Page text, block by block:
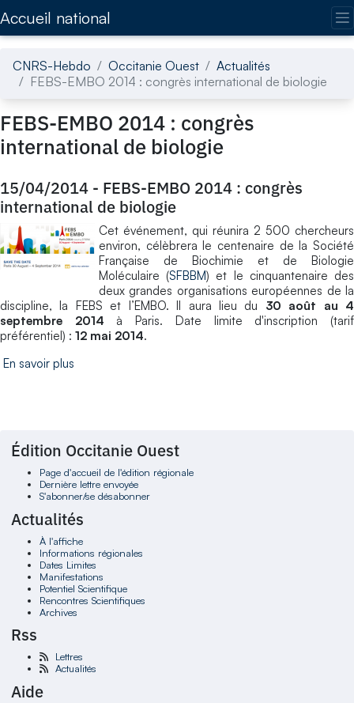
Accueil national
CNRS-Hebdo Occitanie Ouest
Actualités
FEBS-EMBO 2014 : congrès international de biologie
FEBS-EMBO 2014 : congrès
international de biologie
15/04/2014 - FEBS-EMBO 2014 : congrès
international de biologie
Cet événement, qui réunira 2 500 chercheurs
environ, célèbrera le centenaire de la Société
Française de Biochimie et de Biologie
Moléculaire (SFBBM) et le cinquantenaire des
deux grandes organisations européennes de la
discipline, la FEBS et l’EMBO. Il aura lieu du 30 août au 4
septembre 2014 à Paris. Date limite d'inscription (tarif
préférentiel) : 12 mai 2014.
En savoir plus
Édition Occitanie Ouest
Page d'accueil de l'édition régionale
Dernière lettre envoyée
S'abonner/se désabonner
Actualités
À l'affiche
Informations régionales
Dates Limites
Manifestations
Potentiel Scientifique
Rencontres Scientifiques
Archives
Rss
Lettres
Actualités
Aide